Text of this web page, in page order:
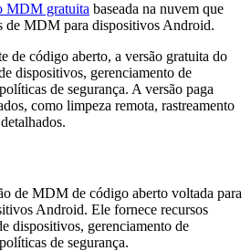
MDM gratuita baseada na nuvem que
de MDM para dispositivos Android.
de código aberto, a versão gratuita do
dispositivos, gerenciamento de
de segurança. A versão paga
como limpeza remota, rastreamento
de MDM de código aberto voltada para
Android. Ele fornece recursos
dispositivos, gerenciamento de
de segurança.